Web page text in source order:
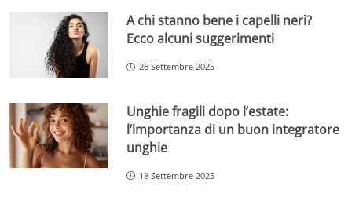
A chi stanno bene i capelli neri?
Ecco alcuni suggerimenti
26 Settembre 2025
Unghie fragili dopo l’estate:
l’importanza di un buon integratore
unghie
18 Settembre 2025